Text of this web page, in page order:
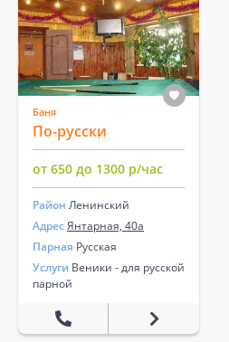
Баня
По-русски
от 650 до 1300 р/час
Район Ленинский
АдресЯнтарная, 40а
Парная Русская
Услуги Веники - для русской
парной